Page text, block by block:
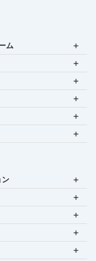
ム
ン